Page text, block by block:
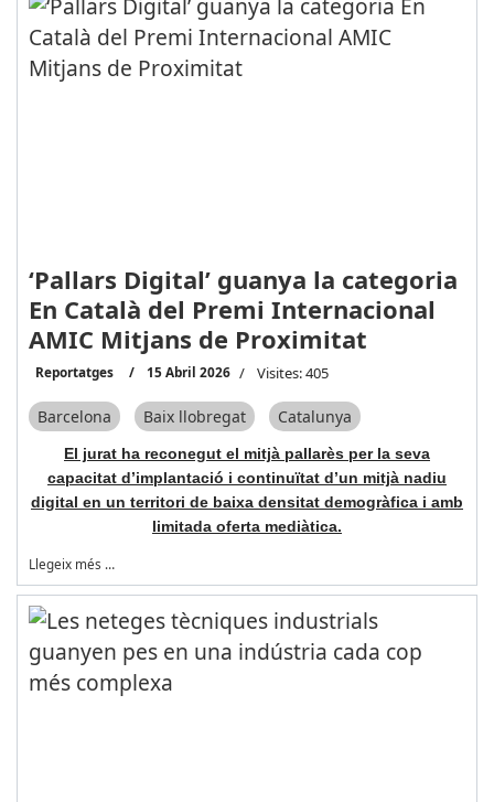
‘Pallars Digital’ guanya la categoria
En Català del Premi Internacional
AMIC Mitjans de Proximitat
Reportatges 15 Abril 2026 Visites: 405
Barcelona Baix llobregat Catalunya
El jurat ha reconegut el mitjà pallarès per la seva
capacitat d’implantació i continuïtat d’un mitjà nadiu
digital en un territori de baixa densitat demogràfica i amb
limitada oferta mediàtica.
Llegeix més …